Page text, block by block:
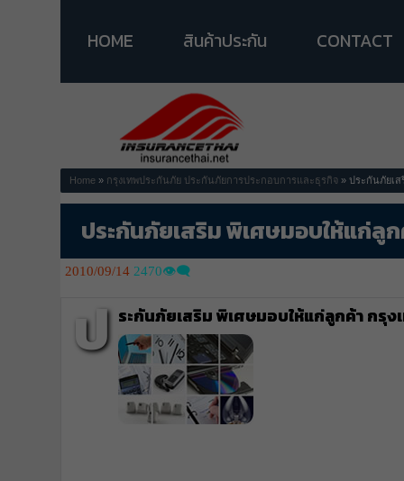
HOME สินค้าประกัน CONTACT
Home » กรุงเทพประกันภัย ประกันภัยการประกอบการและธุรกิจ » ประกันภัยเ
ประกันภัยเสริม พิเศษมอบให้แก่ลู
2010/09/14 2470👁️‍🗨️
ป ระกันภัยเสริม พิเศษมอบให้แก่ลูกค้า กรุง